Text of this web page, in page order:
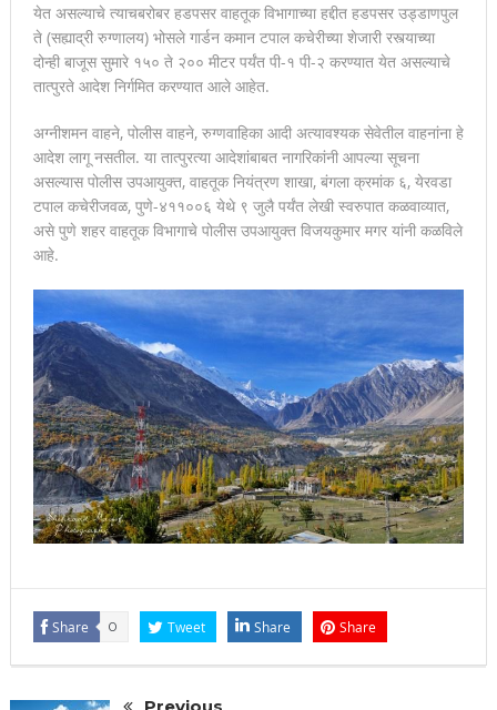
येत असल्याचे त्याचबरोबर हडपसर वाहतूक विभागाच्या हद्दीत हडपसर उड्डाणपुल
ते (सह्याद्री रुग्णालय) भोसले गार्डन कमान टपाल कचेरीच्या शेजारी रस्त्याच्या
दोन्ही बाजूस सुमारे १५० ते २०० मीटर पर्यंत पी-१ पी-२ करण्यात येत असल्याचे
तात्पुरते आदेश निर्गमित करण्यात आले आहेत.
अग्नीशमन वाहने, पोलीस वाहने, रुग्णवाहिका आदी अत्यावश्यक सेवेतील वाहनांना हे
आदेश लागू नसतील. या तात्पुरत्या आदेशांबाबत नागरिकांनी आपल्या सूचना
असल्यास पोलीस उपआयुक्त, वाहतूक नियंत्रण शाखा, बंगला क्रमांक ६, येरवडा
टपाल कचेरीजवळ, पुणे-४११००६ येथे ९ जुलै पर्यंत लेखी स्वरुपात कळवाव्यात,
असे पुणे शहर वाहतूक विभागाचे पोलीस उपआयुक्त विजयकुमार मगर यांनी कळविले
आहे.
Share 0 Tweet Share Share